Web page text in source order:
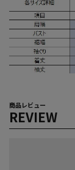
商品レビュー
REVIEW